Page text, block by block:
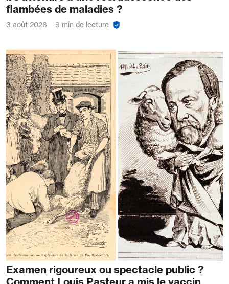
flambées de maladies ?
3 août 2026 9 min de lecture
Examen rigoureux ou spectacle public ?